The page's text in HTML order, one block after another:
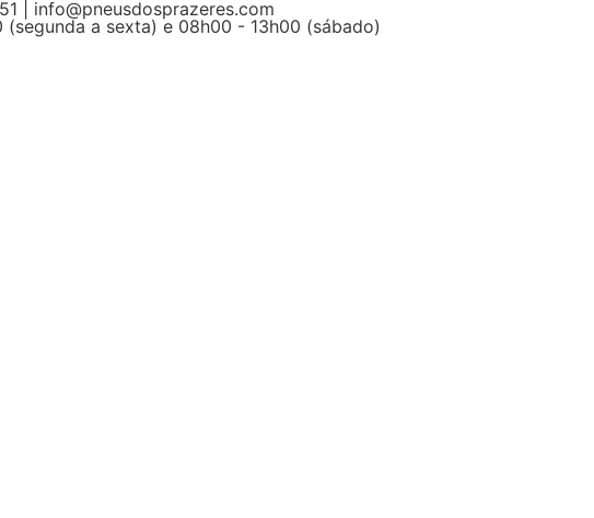
info@pneusdosprazeres.com
(segunda a sexta) e 08h00 - 13h00 (sábado)